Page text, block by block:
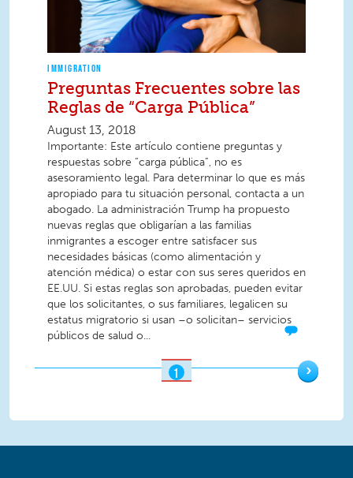
IMMIGRATION
Preguntas Frecuentes sobre las
Reglas de “Carga Pública”
August 13, 2018
Importante: Este artículo contiene preguntas y
respuestas sobre “carga pública”, no es
asesoramiento legal. Para determinar lo que es más
apropiado para tu situación personal, contacta a un
abogado. La administración Trump ha propuesto
nuevas reglas que obligarían a las familias
inmigrantes a escoger entre satisfacer sus
necesidades básicas (como alimentación y
atención médica) o estar con sus seres queridos en
EE.UU. Si estas reglas son aprobadas, pueden evitar
que los solicitantes, o sus familiares, legalicen su
estatus migratorio si usan –o solicitan– servicios
públicos de salud o...
1
›